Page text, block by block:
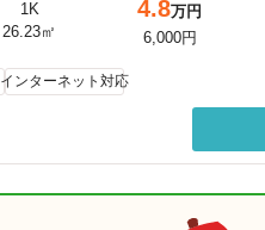
1K
26.23㎡
4.8万円
6,000円
インターネット対応